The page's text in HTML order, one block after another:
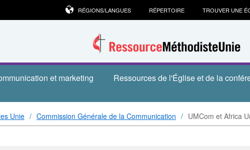
RÉGIONS/LANGUES RÉPERTOIRE TROUVER UNE
et marketing Ressources de l'Église et de la
Unie Commission Générale de la Communication UMCom et Africa